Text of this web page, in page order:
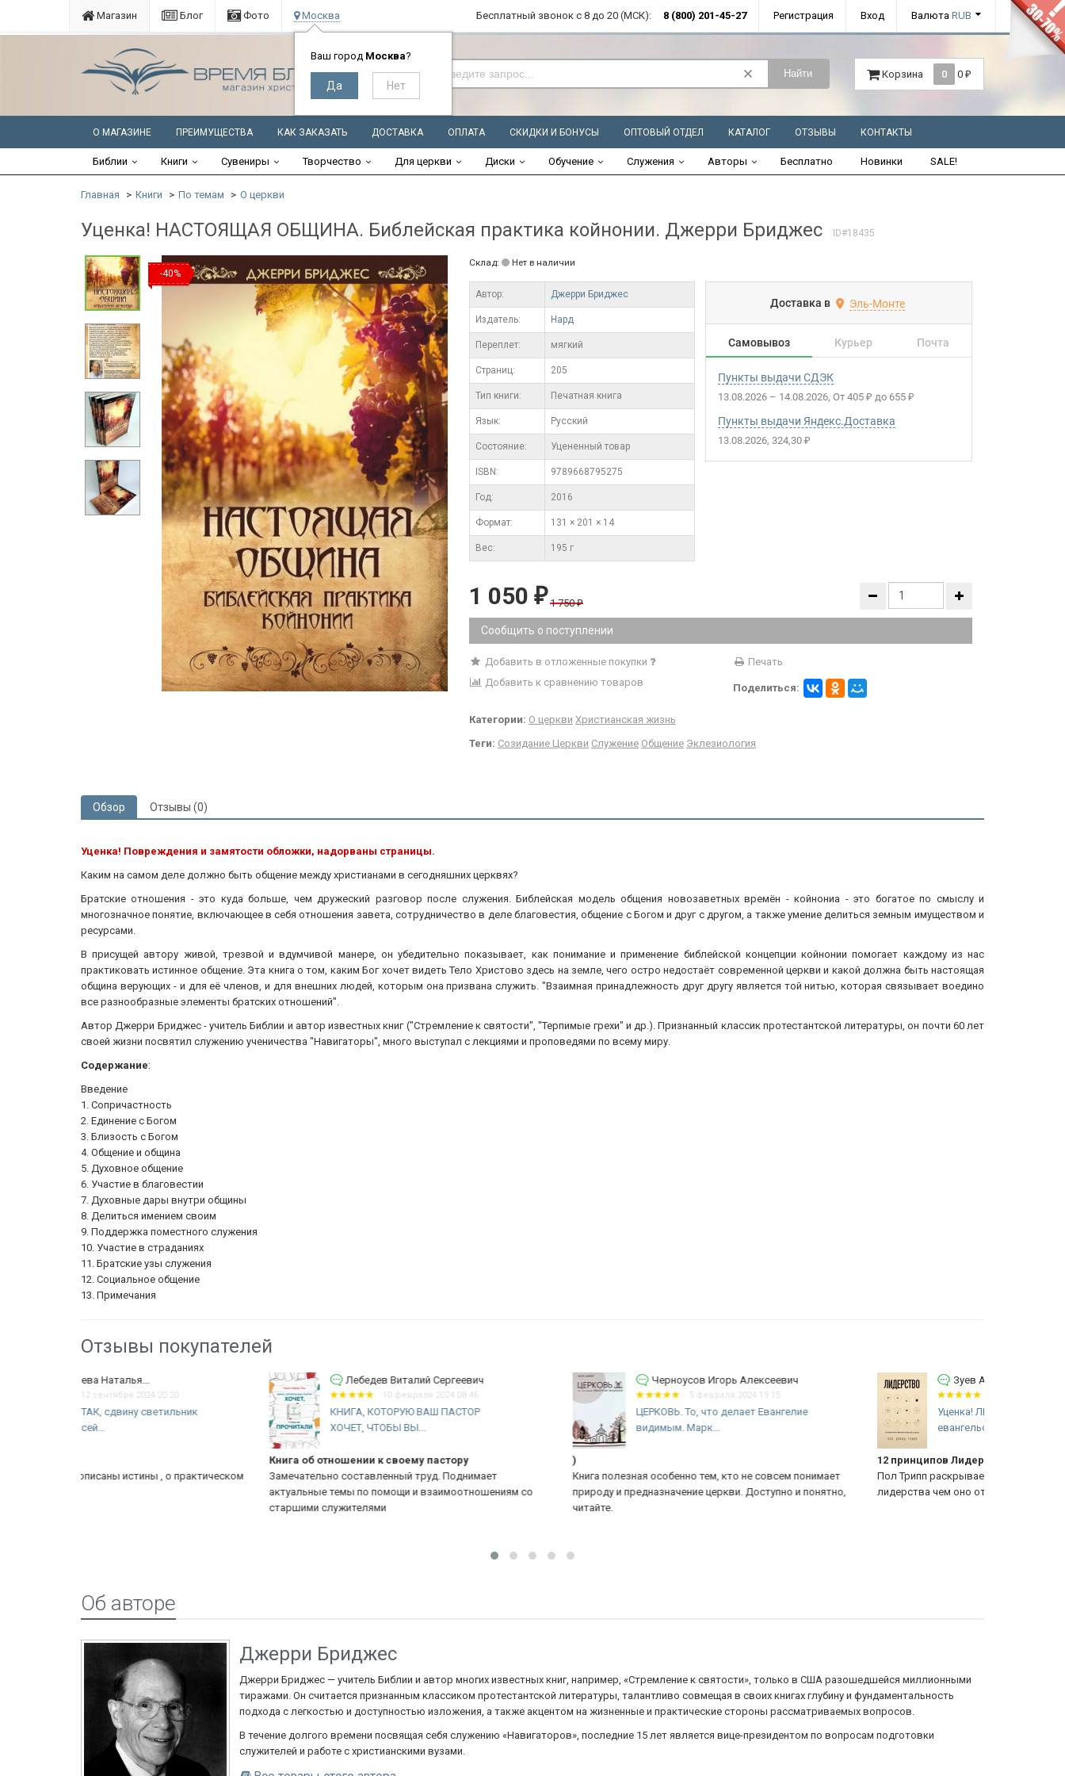
Магазин Блог Фото Москва
Ваш город Москва?
Бесплатный звонок с 8 до 20 (МСК): 8 (800) 201-45-27 Регистрация Вход Валюта RUB
Найти Корзина 0 0 ₽
О МАГАЗИНЕ ПРЕИМУЩЕСТВА КАК ЗАКАЗАТЬ ДОСТАВКА ОПЛАТА СКИДКИ И БОНУСЫ ОПТОВЫЙ ОТДЕЛ КАТАЛОГ ОТЗЫВЫ КОНТАКТЫ
Библии Книги Сувениры Творчество Для церкви Диски Обучение Служения Авторы Бесплатно Новинки SALE!
Главная Книги По темам О церкви
Уценка! НАСТОЯЩАЯ ОБЩИНА. Библейская практика койнонии. Джерри Бриджес ID#18435
-40%
Склад: Нет в наличии
Автор: Джерри Бриджес
Издатель: Нард
Переплет: мягкий
Cтраниц: 205
Тип книги: Печатная книга
Язык: Русский
Состояние: Уцененный товар
ISBN: 9789668795275
Год: 2016
Формат: 131 × 201 × 14
Вес: 195 г
Доставка в Эль-Монте
Самовывоз Курьер Почта
Пункты выдачи СДЭК
13.08.2026 – 14.08.2026 От 405₽ до 655₽
Пункты выдачи Яндекс.Доставка
13.08.2026 324,30₽
1 050 ₽ 1 750₽
Сообщить о поступлении
Добавить в отложенные покупки
Печать
Добавить к сравнению товаров
Поделиться:
Категории: О церкви Христианская жизнь
Теги: Созидание Церкви Служение Общение Эклезиология
Обзор Отзывы (0)
Уценка! Повреждения и замятости обложки, надорваны страницы.
Каким на самом деле должно быть общение между христианами в сегодняшних церквях?
Братские отношения - это куда больше, чем дружеский разговор после служения. Библейская модель общения новозаветных времён - койнониа - это богатое по смыслу и
многозначное понятие, включающее в себя отношения завета, сотрудничество в деле благовестия, общение с Богом и друг с другом, а также умение делиться земным имуществом и
ресурсами.
В присущей автору живой, трезвой и вдумчивой манере, он убедительно показывает, как понимание и применение библейской концепции койнонии помогает каждому из нас
практиковать истинное общение. Эта книга о том, каким Бог хочет видеть Тело Христово здесь на земле, чего остро недостаёт современной церкви и какой должна быть настоящая
община верующих - и для её членов, и для внешних людей, которым она призвана служить. "Взаимная принадлежность друг другу является той нитью, которая связывает воедино
все разнообразные элементы братских отношений".
Автор Джерри Бриджес - учитель Библии и автор известных книг ("Стремление к святости", "Терпимые грехи" и др.). Признанный классик протестантской литературы, он почти 60 лет
своей жизни посвятил служению ученичества "Навигаторы", много выступал с лекциями и проповедями по всему миру.
Содержание:
Введение
1. Сопричастность
2. Единение с Богом
3. Близость с Богом
4. Общение и община
5. Духовное общение
6. Участие в благовестии
7. Духовные дары внутри общины
8. Делиться имением своим
9. Поддержка поместного служения
10. Участие в страданиях
11. Братские узы служения
12. Социальное общение
13. Примечания
Отзывы покупателей
Лебедев Виталий Сергеевич
10 февраля 2024 08:46
КНИГА, КОТОРУЮ ВАШ ПАСТОР
Книга об отношении к своему пастору
Замечательно составленный труд. Поднимает
актуальные темы по помощи и взаимоотношениям со
Черноусов Игорь Алексеевич
5 февраля 2024 19:15
ЦЕРКОВЬ. То, что делает Евангелие
)
Книга полезная особенно тем, кто не совсем понимает
природу и предназначение церкви. Доступно и понятно,
Зуев Алексей Николаевич
24 января 2024 06:33
Уценка! ЛИДЕРСТВО. 12
Пол Трипп раскрывает принципы библейского
лидерства чем оно отличается от мирских принципов
Об авторе
Джерри Бриджес
Джерри Бриджес — учитель Библии и автор многих известных книг, например, «Стремление к святости», только в США разошедшейся миллионными
тиражами. Он считается признанным классиком протестантской литературы, талантливо совмещая в своих книгах глубину и фундаментальность
подхода с легкостью и доступностью изложения, а также акцентом на жизненные и практические стороны рассматриваемых вопросов.
В течение долгого времени посвящая себя служению «Навигаторов», последние 15 лет является вице-президентом по вопросам подготовки
служителей и работе с христианскими вузами.